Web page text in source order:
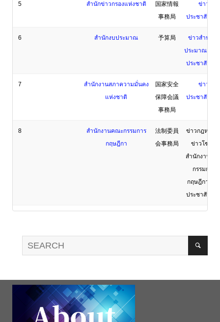
5 สำนักข่าวกรองแห่งชาติ
国家情報
事務局
ข่าว
ประชาสัมพัน
6 สำนักงบประมาณ 予算局
ข่าวสำนักงบ
ประมาณ – ข่
ประชาสัมพัน
7
สำนักงานสภาความมั่นคง
แห่งชาติ
国家安全
保障会議
事務局
ข่าว
ประชาสัมพัน
8
สำนักงานคณะกรรมการ
กฤษฎีกา
法制委員
会事務局
ข่าวกฎหมาย
ข่าวโฆษก
สำนักงานคณ
กรรมการ
กฤษฎีกา ข่า
ประชาสัมพัน
สังคมแห่งชาติ